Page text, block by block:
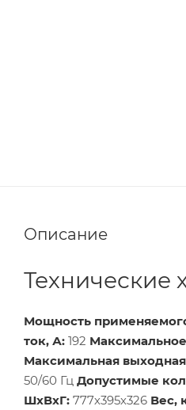
Описание
Технические
Мощность
ток, А: 192
Максимальная выходная
50/60 Гц Допустимые
ШхВхГ: 777х395х326 Вес,